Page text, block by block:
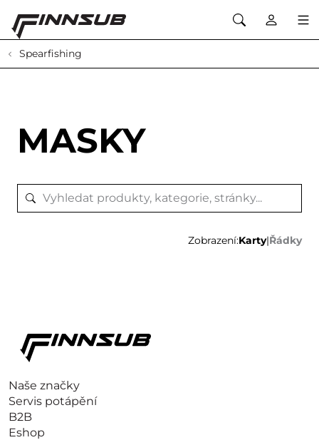
Spearfishing
MASKY
Zobrazení:Karty|Řádky
Naše značky
Servis potápění
B2B
Eshop